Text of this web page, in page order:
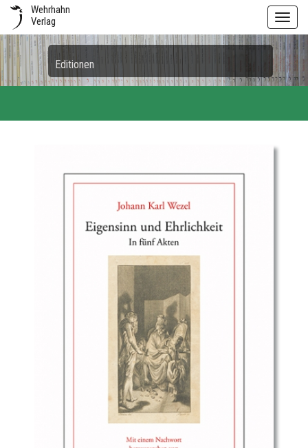
Wehrhahn
Verlag
Editionen